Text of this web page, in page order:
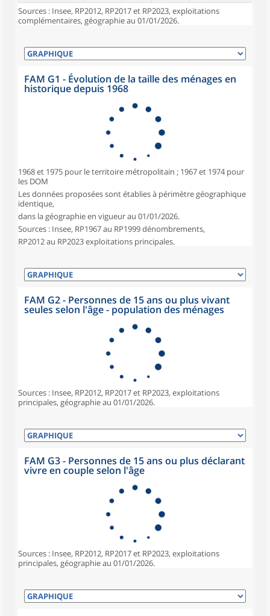
Sources : Insee, RP2012, RP2017 et RP2023, exploitations
complémentaires, géographie au 01/01/2026.
FAM G1 - Évolution de la taille des ménages en
historique depuis 1968
1968 et 1975 pour le territoire métropolitain ; 1967 et 1974 pour
les DOM
Les données proposées sont établies à périmètre géographique
identique,
dans la géographie en vigueur au 01/01/2026.
Sources : Insee, RP1967 au RP1999 dénombrements,
RP2012 au RP2023 exploitations principales.
FAM G2 - Personnes de 15 ans ou plus vivant
seules selon l'âge - population des ménages
Sources : Insee, RP2012, RP2017 et RP2023, exploitations
principales, géographie au 01/01/2026.
FAM G3 - Personnes de 15 ans ou plus déclarant
vivre en couple selon l'âge
Sources : Insee, RP2012, RP2017 et RP2023, exploitations
principales, géographie au 01/01/2026.